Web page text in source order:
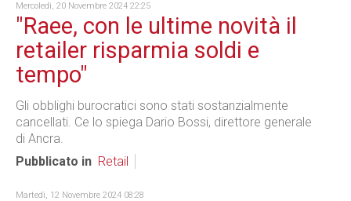
Mercoledì, 20 Novembre 2024 22:25
"Raee, con le ultime novità il
retailer risparmia soldi e
tempo"
Gli obblighi burocratici sono stati sostanzialmente
cancellati. Ce lo spiega Dario Bossi, direttore generale
di Ancra.
Pubblicato in Retail
Martedì, 12 Novembre 2024 08:28